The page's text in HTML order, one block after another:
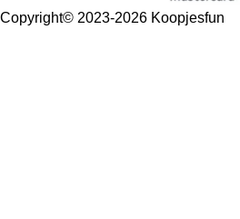
Copyright© 2023-2026